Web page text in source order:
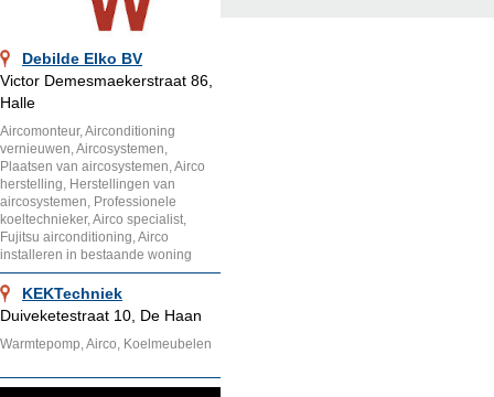
Debilde Elko BV
Victor Demesmaekerstraat 86,
Halle
Aircomonteur, Airconditioning
vernieuwen, Aircosystemen,
Plaatsen van aircosystemen, Airco
herstelling, Herstellingen van
aircosystemen, Professionele
koeltechnieker, Airco specialist,
Fujitsu airconditioning, Airco
installeren in bestaande woning
KEKTechniek
Duiveketestraat 10, De Haan
Warmtepomp, Airco, Koelmeubelen